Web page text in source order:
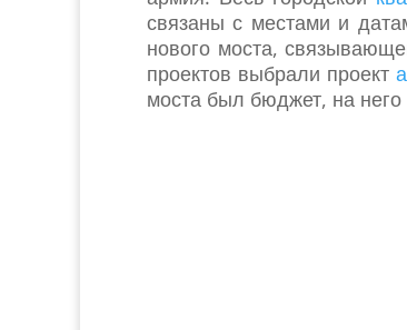
связаны с местами и
нового моста,
проектов выбрали проект
моста был бюджет, на